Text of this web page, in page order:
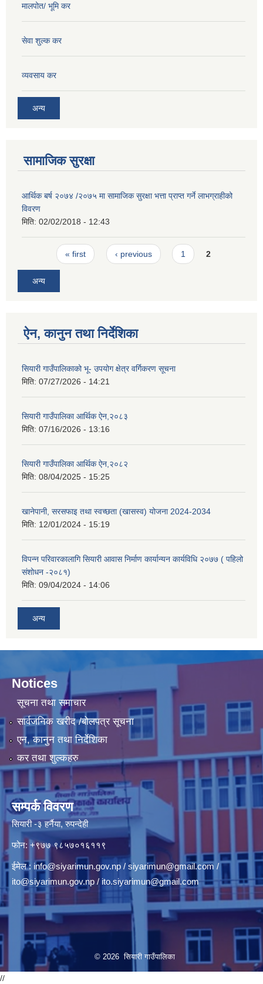
मालपोत/ भूमि कर
सेवा शुल्क कर
व्यवसाय कर
अन्य
सामाजिक सुरक्षा
आर्थिक बर्ष २०७४ /२०७५ मा सामाजिक सुरक्षा भत्ता प्राप्त गर्ने लाभग्राहीको
विवरण
मिति: 02/02/2018 - 12:43
Pages« first ‹ previous 1 2
अन्य
ऐन, कानुन तथा निर्देशिका
सियारी गाउँपालिकाको भू- उपयोग क्षेत्र वर्गिकरण सूचना
मिति: 07/27/2026 - 14:21
सियारी गाउँपालिका आर्थिक ऐन,२०८३
मिति: 07/16/2026 - 13:16
सियारी गाउँपालिका आर्थिक ऐन,२०८२
मिति: 08/04/2025 - 15:25
खानेपानी, सरसफाइ तथा स्वच्छता (खासस्व) योजना 2024-2034
मिति: 12/01/2024 - 15:19
विपन्न परिवारकालागि सियारी आवास निर्माण कार्यान्यन कार्यविधि २०७७ ( पहिलो
संशोधन -२०८१)
मिति: 09/04/2024 - 14:06
अन्य
Notices
सूचना तथा समाचार
सार्वजनिक खरीद /बोलपत्र सूचना
एन, कानुन तथा निर्देशिका
कर तथा शुल्कहरु
सम्पर्क विवरण
सियारी -३ हर्नैया, रुपन्देही
फोन: +९७७ ९८५७०१६११९
ईमेल : info@siyarimun.gov.np / siyarimun@gmail.com /
ito@siyarimun.gov.np / ito.siyarimun@gmail.com
© 2026 सियारी गाउँपालिका
//